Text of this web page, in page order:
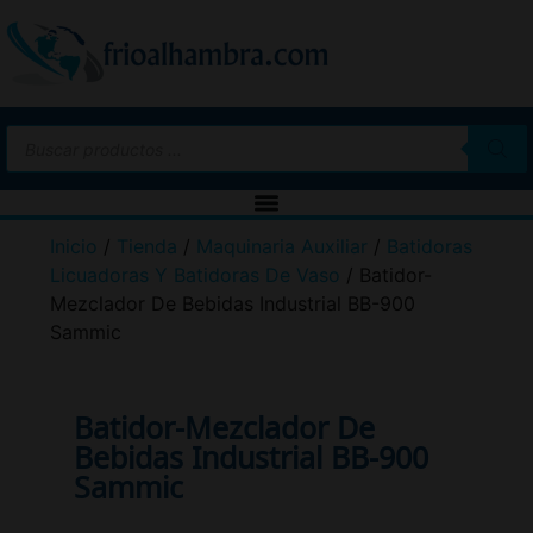
Inicio / Tienda / Maquinaria Auxiliar / Batidoras
Licuadoras Y Batidoras De Vaso / Batidor-
Mezclador De Bebidas Industrial BB-900
Sammic
Batidor-Mezclador De
Bebidas Industrial BB-900
Sammic